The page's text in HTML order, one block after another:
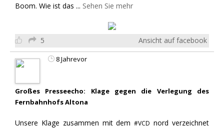
Boom. Wie ist das ... Sehen Sie mehr
5 Ansicht auf facebook
8 Jahrevor
Großes Presseecho: Klage gegen die Verlegung des
Fernbahnhofs Altona
Unsere Klage zusammen mit dem#VCD nord verzeichnet